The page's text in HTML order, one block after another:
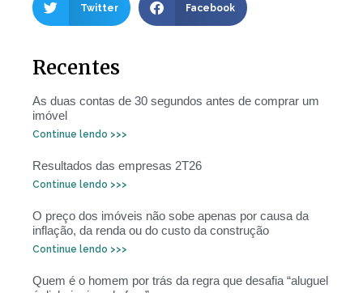
Twitter Facebook
Recentes
As duas contas de 30 segundos antes de comprar um
imóvel
Continue lendo >>>
Resultados das empresas 2T26
Continue lendo >>>
O preço dos imóveis não sobe apenas por causa da
inflação, da renda ou do custo da construção
Continue lendo >>>
Quem é o homem por trás da regra que desafia “aluguel